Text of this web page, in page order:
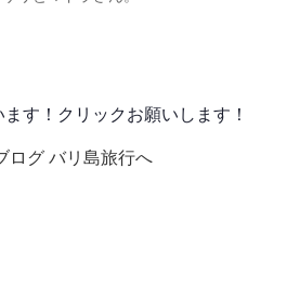
す！クリックお願いします！